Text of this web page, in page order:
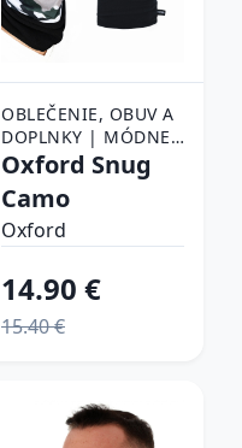
OBLEČENIE, OBUV A
DOPLNKY | MÓDNE
DOPLNKY | ŠATKY,
ŠÁLY A NÁKRČNÍKY |
ŠATKY
Oxford Snug
Camo
Oxford
14.90 €
15.40 €